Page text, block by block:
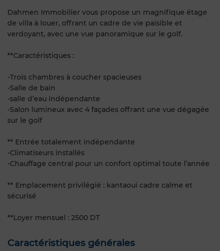
Dahmen Immobilier vous propose un magnifique étage
de villa à louer, offrant un cadre de vie paisible et
verdoyant, avec une vue panoramique sur le golf.
**Caractéristiques :
-Trois chambres à coucher spacieuses
-Salle de bain
-salle d’eau indépendante
-Salon lumineux avec 4 façades offrant une vue dégagée
sur le golf
** Entrée totalement indépendante
-Climatiseurs installés
-Chauffage central pour un confort optimal toute l’année
** Emplacement privilégié : kantaoui cadre calme et
sécurisé
**Loyer mensuel : 2500 DT
Caractéristiques générales